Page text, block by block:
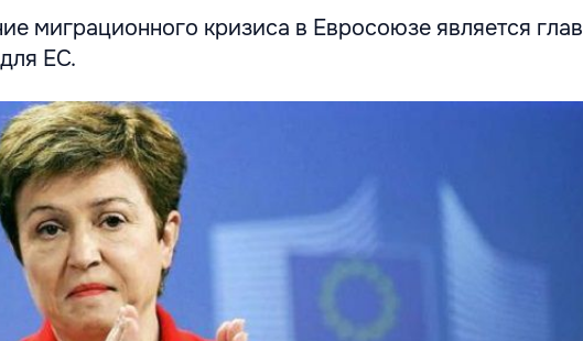
миграционного кризиса в Евросоюзе является
ЕС.